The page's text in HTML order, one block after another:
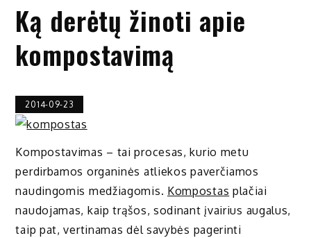
Ką derėtų žinoti apie
kompostavimą
2014-09-23
Kompostavimas – tai procesas, kurio metu
perdirbamos organinės atliekos paverčiamos
naudingomis medžiagomis. Kompostas plačiai
naudojamas, kaip trąšos, sodinant įvairius augalus,
taip pat, vertinamas dėl savybės pagerinti